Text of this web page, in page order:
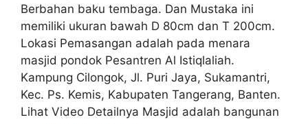
Berbahan baku tembaga. Dan Mustaka ini
memiliki ukuran bawah D 80cm dan T 200cm.
Lokasi Pemasangan adalah pada menara
masjid pondok Pesantren Al Istiqlaliah.
Kampung Cilongok, Jl. Puri Jaya, Sukamantri,
Kec. Ps. Kemis, Kabupaten Tangerang, Banten.
Lihat Video Detailnya Masjid adalah bangunan